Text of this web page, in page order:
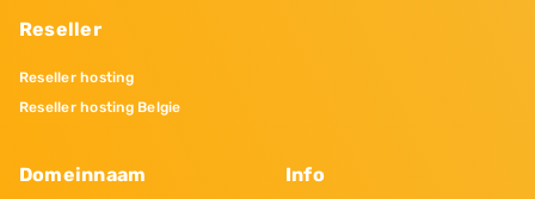
Reseller
Reseller hosting
Reseller hosting Belgie
Domeinnaam Info